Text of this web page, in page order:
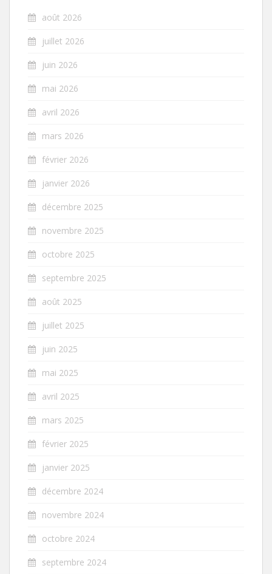
août 2026
juillet 2026
juin 2026
mai 2026
avril 2026
mars 2026
février 2026
janvier 2026
décembre 2025
novembre 2025
octobre 2025
septembre 2025
août 2025
juillet 2025
juin 2025
mai 2025
avril 2025
mars 2025
février 2025
janvier 2025
décembre 2024
novembre 2024
octobre 2024
septembre 2024